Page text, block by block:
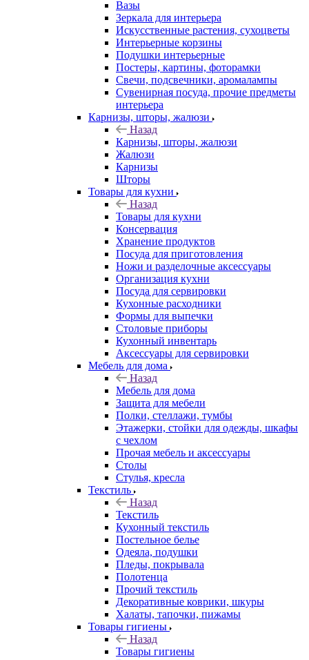
Вазы
Зеркала для интерьера
Искусственные растения, сухоцветы
Интерьерные корзины
Подушки интерьерные
Постеры, картины, фоторамки
Свечи, подсвечники, аромалампы
Сувенирная посуда, прочие предметы
интерьера
Карнизы, шторы, жалюзи
Назад
Карнизы, шторы, жалюзи
Жалюзи
Карнизы
Шторы
Товары для кухни
Назад
Товары для кухни
Консервация
Хранение продуктов
Посуда для приготовления
Ножи и разделочные аксессуары
Организация кухни
Посуда для сервировки
Кухонные расходники
Формы для выпечки
Столовые приборы
Кухонный инвентарь
Аксессуары для сервировки
Мебель для дома
Назад
Мебель для дома
Защита для мебели
Полки, стеллажи, тумбы
Этажерки, стойки для одежды, шкафы
с чехлом
Прочая мебель и аксессуары
Столы
Стулья, кресла
Текстиль
Назад
Текстиль
Кухонный текстиль
Постельное белье
Одеяла, подушки
Пледы, покрывала
Полотенца
Прочий текстиль
Декоративные коврики, шкуры
Халаты, тапочки, пижамы
Товары гигиены
Назад
Товары гигиены